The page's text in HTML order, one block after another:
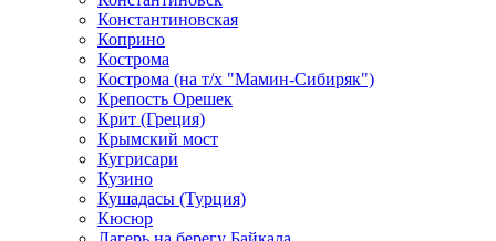
Константиновская
Коприно
Кострома
Кострома (на т/х "Мамин-Сибиряк")
Крепость Орешек
Крит (Греция)
Крымский мост
Кугрисари
Кузино
Кушадасы (Турция)
Кюсюр